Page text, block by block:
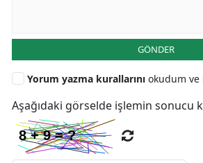
GÖNDER
Yorum yazma kurallarını okudum
Aşağıdaki görselde işlemin sonucu